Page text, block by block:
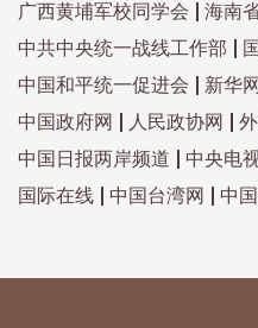
广西黄埔军校同学会
海南
中共中央统一战线工作部
中国和平统一促进会
新华网
中国政府网
人民政协网
中国日报两岸频道
中央电
国际在线
中国台湾网 中